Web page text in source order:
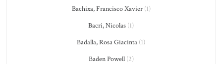
Bachixa, Francisco Xavier(1)
Bacri, Nicolas (1)
Badalla, Rosa Giacinta (1)
Baden Powell(2)